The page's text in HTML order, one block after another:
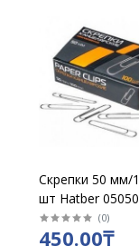
Скрепки 50 мм/
шт Hatber 05050
круглые
никелированные
(0)
450.00₸